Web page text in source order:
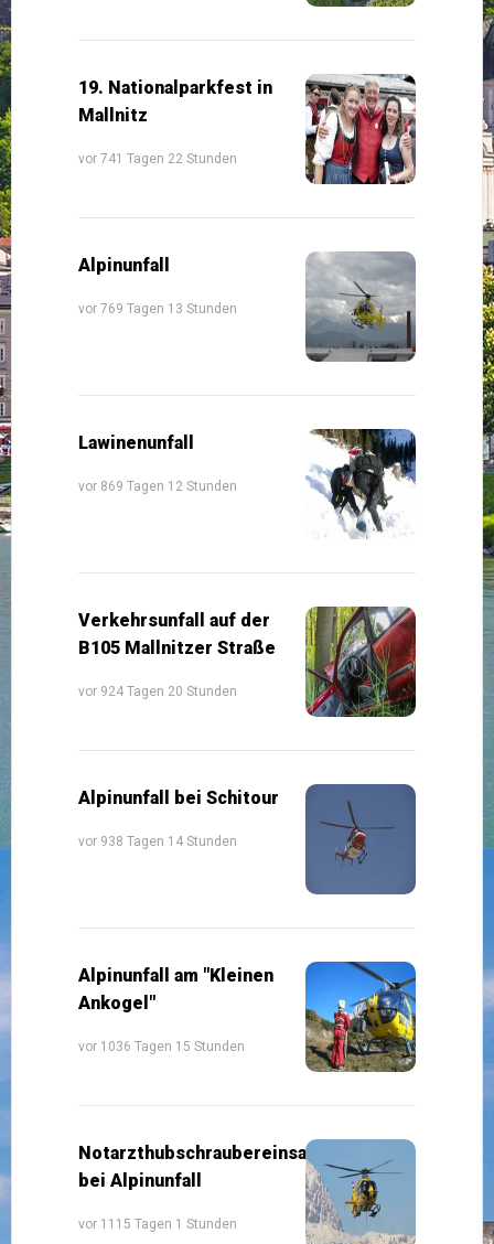
19. Nationalparkfest in
Mallnitz
vor 741 Tagen 22 Stunden
Alpinunfall
vor 769 Tagen 13 Stunden
Lawinenunfall
vor 869 Tagen 12 Stunden
Verkehrsunfall auf der
B105 Mallnitzer Straße
vor 924 Tagen 20 Stunden
Alpinunfall bei Schitour
vor 938 Tagen 14 Stunden
Alpinunfall am "Kleinen
Ankogel"
vor 1036 Tagen 15 Stunden
Notarzthubschraubereinsatz
bei Alpinunfall
vor 1115 Tagen 1 Stunden